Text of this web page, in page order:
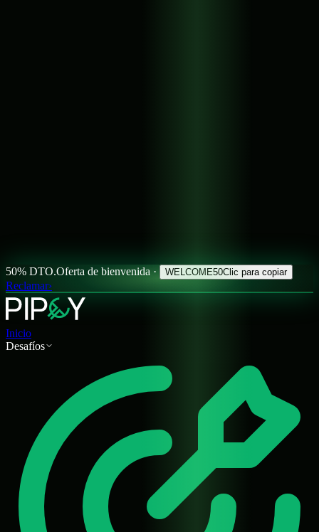
50% DTO.Oferta de bienvenida · WELCOME50Clic para copiar
Reclamar›
Inicio
Desafíos